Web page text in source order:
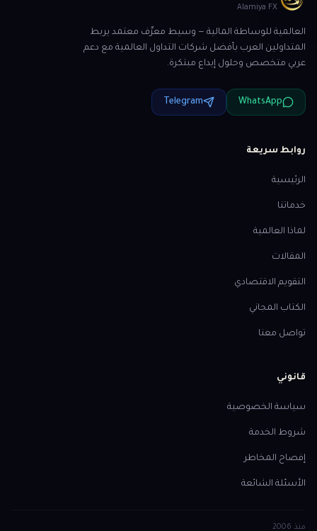
Alamiya FX
العالمية للوساطة المالية — وسيط معرِّف معتمد يربط
المتداولين العرب بأفضل شركات التداول العالمية مع دعم
عربي متخصص وحلول إيداع مبتكرة.
WhatsApp
Telegram
روابط سريعة
الرئيسية
خدماتنا
لماذا العالمية
المقالات
التقويم الاقتصادي
الكتاب المجاني
تواصل معنا
قانوني
سياسة الخصوصية
شروط الخدمة
إفصاح المخاطر
الأسئلة الشائعة
منذ